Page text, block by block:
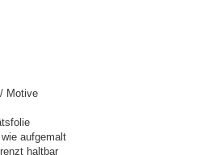
Motive
aufgemalt
haltbar